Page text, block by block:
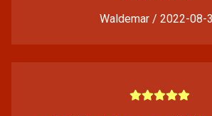
Waldemar / 2022-08-